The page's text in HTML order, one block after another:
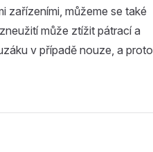
zařízeními, můžeme se také
může ztížit pátrací a
v případě nouze, a proto